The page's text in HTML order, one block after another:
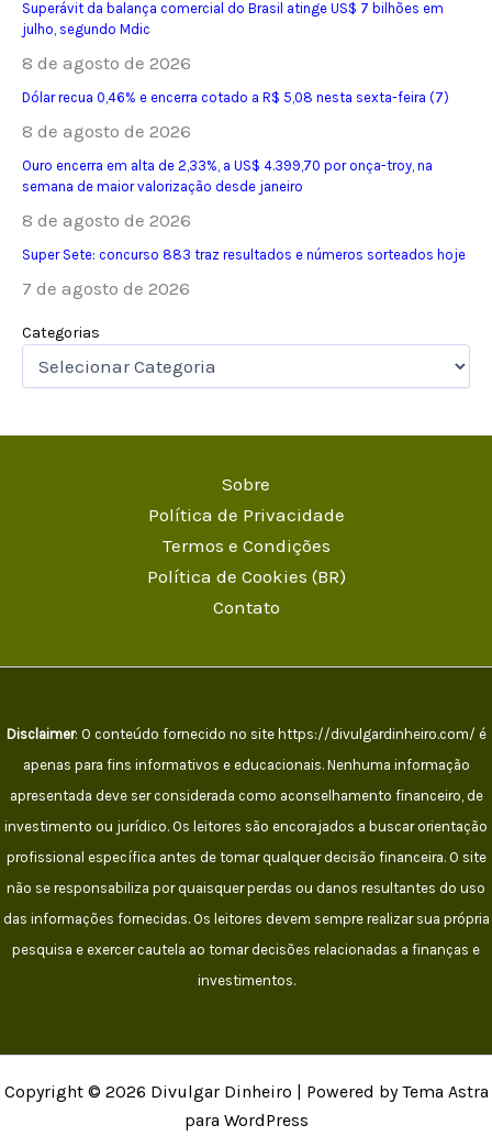
Superávit da balança comercial do Brasil atinge US$ 7 bilhões em
julho, segundo Mdic
8 de agosto de 2026
Dólar recua 0,46% e encerra cotado a R$ 5,08 nesta sexta-feira (7)
8 de agosto de 2026
Ouro encerra em alta de 2,33%, a US$ 4.399,70 por onça-troy, na
semana de maior valorização desde janeiro
8 de agosto de 2026
Super Sete: concurso 883 traz resultados e números sorteados hoje
7 de agosto de 2026
Categorias
Sobre
Política de Privacidade
Termos e Condições
Política de Cookies (BR)
Contato
Disclaimer: O conteúdo fornecido no site https://divulgardinheiro.com/ é
apenas para fins informativos e educacionais. Nenhuma informação
apresentada deve ser considerada como aconselhamento financeiro, de
investimento ou jurídico. Os leitores são encorajados a buscar orientação
profissional específica antes de tomar qualquer decisão financeira. O site
não se responsabiliza por quaisquer perdas ou danos resultantes do uso
das informações fornecidas. Os leitores devem sempre realizar sua própria
pesquisa e exercer cautela ao tomar decisões relacionadas a finanças e
investimentos.
Copyright © 2026 Divulgar Dinheiro | Powered by Tema Astra
para WordPress